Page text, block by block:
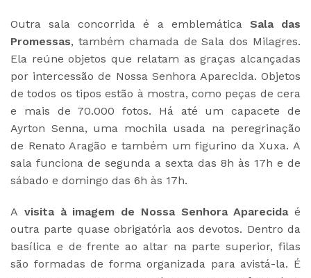
Outra sala concorrida é a emblemática Sala das
Promessas, também chamada de Sala dos Milagres.
Ela reúne objetos que relatam as graças alcançadas
por intercessão de Nossa Senhora Aparecida. Objetos
de todos os tipos estão à mostra, como peças de cera
e mais de 70.000 fotos. Há até um capacete de
Ayrton Senna, uma mochila usada na peregrinação
de Renato Aragão e também um figurino da Xuxa. A
sala funciona de segunda a sexta das 8h às 17h e de
sábado e domingo das 6h às 17h.
A visita à imagem de Nossa Senhora Aparecidaé
outra parte quase obrigatória aos devotos. Dentro da
basílica e de frente ao altar na parte superior, filas
são formadas de forma organizada para avistá-la. É